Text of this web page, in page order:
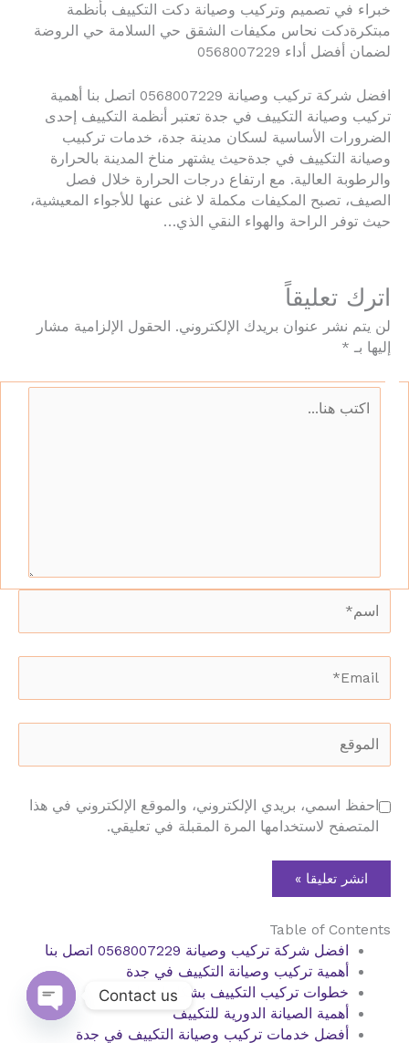
خبراء في تصميم وتركيب وصيانة دكت التكييف بأنظمة
مبتكرةدكت نحاس مكيفات الشقق حي السلامة حي الروضة
لضمان أفضل أداء 0568007229
افضل شركة تركيب وصيانة 0568007229 اتصل بنا أهمية
تركيب وصيانة التكييف في جدة تعتبر أنظمة التكييف إحدى
الضرورات الأساسية لسكان مدينة جدة، خدمات تركبيب
وصيانة التكييف في جدةحيث يشتهر مناخ المدينة بالحرارة
والرطوبة العالية. مع ارتفاع درجات الحرارة خلال فصل
الصيف، تصبح المكيفات مكملة لا غنى عنها للأجواء المعيشية،
حيث توفر الراحة والهواء النقي الذي…
اترك تعليقاً
لن يتم نشر عنوان بريدك الإلكتروني.
الحقول الإلزامية مشار
إليها بـ *
هنا…
احفظ اسمي، بريدي الإلكتروني، والموقع الإلكتروني في هذا
المتصفح لاستخدامها المرة المقبلة في تعليقي.
Table of Contents
افضل شركة تركيب وصيانة 0568007229 اتصل بنا
أهمية تركيب وصيانة التكييف في جدة
خطوات تركيب التكييف بشكل احترافي
أهمية الصيانة الدورية للتكييف
أفضل خدمات تركيب وصيانة التكييف في جدة
Contact us
Open